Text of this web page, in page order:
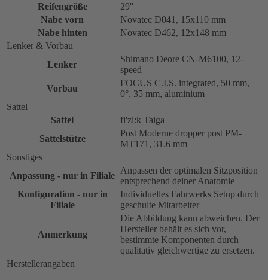
Reifengröße
29''
Nabe vorn
Novatec D041, 15x110 mm
Nabe hinten
Novatec D462, 12x148 mm
Lenker & Vorbau
Lenker
Shimano Deore CN-M6100, 12-
speed
Vorbau
FOCUS C.I.S. integrated, 50 mm,
0°, 35 mm, aluminium
Sattel
Sattel
fi'zi:k Taiga
Sattelstütze
Post Moderne dropper post PM-
MT171, 31.6 mm
Sonstiges
Anpassung - nur in Filiale
Anpassen der optimalen Sitzposition
entsprechend deiner Anatomie
Konfiguration - nur in
Filiale
Individuelles Fahrwerks Setup durch
geschulte Mitarbeiter
Anmerkung
Die Abbildung kann abweichen. Der
Hersteller behält es sich vor,
bestimmte Komponenten durch
qualitativ gleichwertige zu ersetzen.
Herstellerangaben